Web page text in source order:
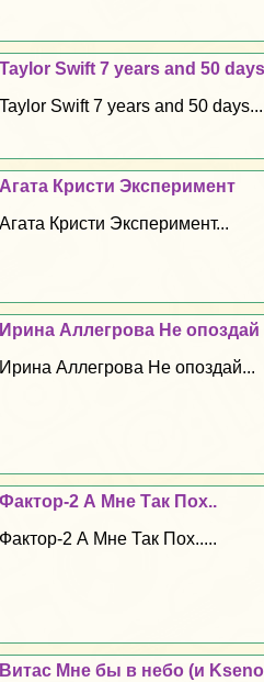
Taylor Swift 7 years and 50 days
Taylor Swift 7 years and 50 days...
Агата Кристи Эксперимент
Агата Кристи Эксперимент...
Ирина Аллегрова Не опоздай
Ирина Аллегрова Не опоздай...
Фактор-2 А Мне Так Пох..
Фактор-2 А Мне Так Пох.....
Витас Мне бы в небо (и